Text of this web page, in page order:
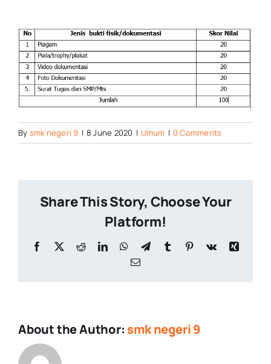
By smk negeri 9 | 8 June 2020 | Umum | 0 Comments
Share This Story, Choose Your
Platform!
Facebook
X RedditLinkedInWhatsApp
TelegramTumblr Pinterest
Vk
Xing
Email
About the Author: smk negeri 9